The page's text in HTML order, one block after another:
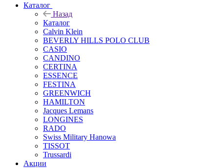
Каталог
Назад
Каталог
Calvin Klein
BEVERLY HILLS POLO CLUB
CASIO
CANDINO
CERTINA
ESSENCE
FESTINA
GREENWICH
HAMILTON
Jacques Lemans
LONGINES
RADO
Swiss Military Hanowa
TISSOT
Trussardi
Акции